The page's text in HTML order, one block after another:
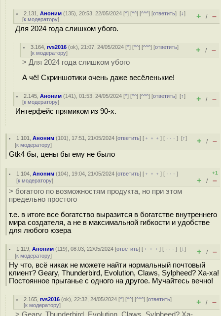
2.131 ,Аноним (135), 20:53, 22/05/2024 [^] [^^] [^^^] [ответить][↓]
[к модератору] + / –
Для 2024 года слишком убого.
3.164 ,rvs2016 (ok), 21:07, 24/05/2024 [^] [^^] [^^^] [ответить]
[к модератору] + / –
> Для 2024 года слишком убого
А чё! Скриншотики очень даже весёленькие!
2.145 ,Аноним (141), 01:53, 24/05/2024 [^] [^^] [^^^] [ответить][↑]
[к модератору] + / –
Интерфейс прямиком из 90-х.
1.101 ,Аноним (101), 17:51, 21/05/2024 [ответить] [ ﹢﹢﹢] [ · · ·][↑]
[к модератору] + / –
Gtk4 бы, цены бы ему не было
1.104 ,Аноним (104), 19:04, 21/05/2024 [ответить] [ ﹢﹢﹢] [ · · ·]
[к модератору]
+1
+ / –
> богатого по возможностям продукта, но при этом
предельно простого
т.е. в итоге все богатство выразится в богатстве внутреннего
мира создателя, а не в максимальной гибкости и удобстве
для любого юзера
1.119 ,Аноним (119), 08:03, 22/05/2024 [ответить] [ ﹢﹢﹢] [ · · ·][↓]
[к модератору] + / –
Ну что, всё никак не можете найти нормальный почтовый
клиент? Geary, Thunderbird, Evolution, Claws, Sylpheed? Ха-ха!
Постоянное прыганье с одного на другое. Мучайтесь вечно!
2.165 ,rvs2016 (ok), 22:32, 24/05/2024 [^] [^^] [^^^] [ответить]
[к модератору] + / –